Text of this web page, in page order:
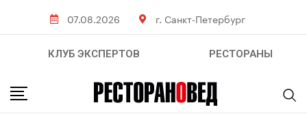
07.08.2026 г. Санкт-Петербург
КЛУБ ЭКСПЕРТОВ РЕСТОРАНЫ